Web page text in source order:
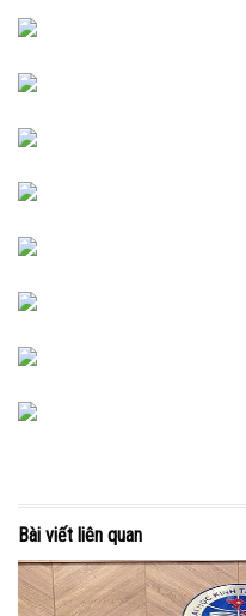
Bài viết liên quan